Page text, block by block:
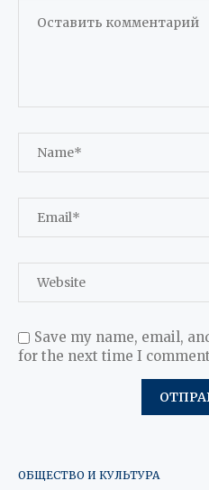
Save my name, email,
for the next time I
ОБЩЕСТВО И КУЛЬТУРА